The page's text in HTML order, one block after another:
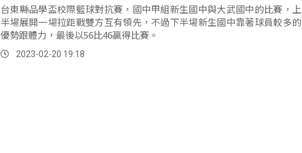
台東縣品學盃校際籃球對抗賽，國中甲組新生國中與大武國中的比賽，上
半場展開一場拉距戰雙方互有領先，不過下半場新生國中靠著球員較多的
優勢跟體力，最後以56比46贏得比賽。
2023-02-20 19:18